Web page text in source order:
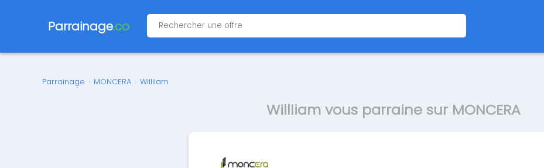
Parrainage.co
Parrainage › MONCERA › Willliam
Willliam vous parraine sur MONCERA